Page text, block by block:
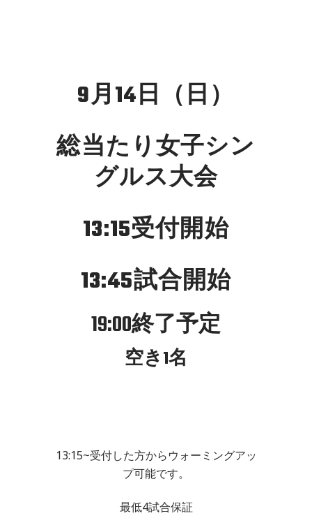
9月14日（日）
総当たり女子シン
グルス大会
13:15受付開始
13:45試合開始
19:00終了予定
空き1名
13:15~受付した方からウォーミングアッ
プ可能です。
最低4試合保証